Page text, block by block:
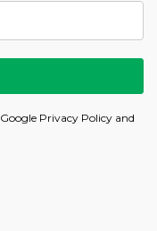
Privacy Policy and